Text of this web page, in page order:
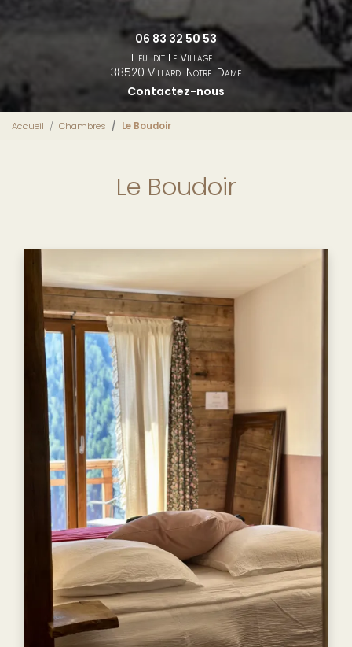
06 83 32 50 53
Lieu-dit Le Village -
38520 Villard-Notre-Dame
Contactez-nous
Accueil Chambres Le Boudoir
Le Boudoir